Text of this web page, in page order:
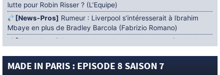
lutte pour Robin Risser ? (L’Equipe)
[News-Pros] Rumeur : Liverpool s’intéresserait à Ibrahim
Mbaye en plus de Bradley Barcola (Fabrizio Romano)
[News-Pros]
Rumeur : Accord contractuel trouvé entre le
[News-Pros]Rumeur : Le PSG aurait lancé un ultimatum
MADE IN PARIS : EPISODE 8 SAISON 7